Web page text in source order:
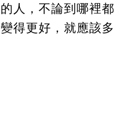
人，不論到哪裡都
得更好，就應該多